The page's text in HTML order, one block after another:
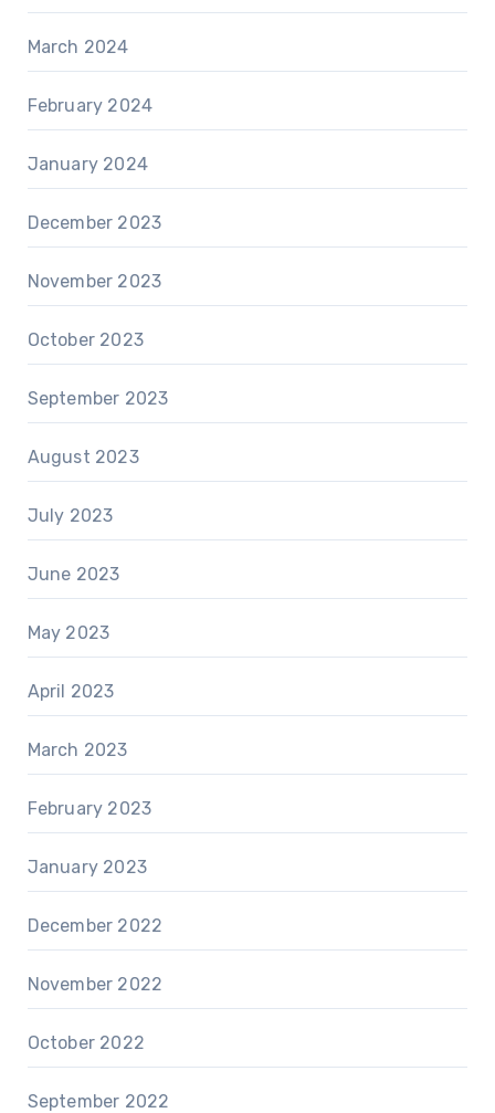
March 2024
February 2024
January 2024
December 2023
November 2023
October 2023
September 2023
August 2023
July 2023
June 2023
May 2023
April 2023
March 2023
February 2023
January 2023
December 2022
November 2022
October 2022
September 2022